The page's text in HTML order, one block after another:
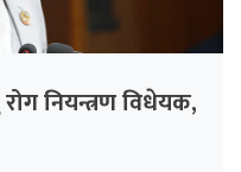
नियन्त्रण विधेयक,